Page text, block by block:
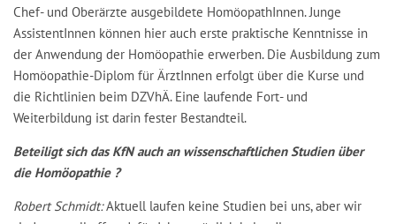
Chef- und Oberärzte ausgebildete HomöopathInnen. Junge
AssistentInnen können hier auch erste praktische Kenntnisse in
der Anwendung der Homöopathie erwerben. Die Ausbildung zum
Homöopathie-Diplom für ÄrztInnen erfolgt über die Kurse und
die Richtlinien beim DZVhÄ. Eine laufende Fort- und
Weiterbildung ist darin fester Bestandteil.
Beteiligt sich das KfN auch an wissenschaftlichen Studien über
die Homöopathie ?
Robert Schmidt:Aktuell laufen keine Studien bei uns, aber wir